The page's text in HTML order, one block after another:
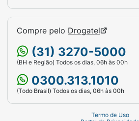
Compre pelo Drogatel
(31) 3270-5000
(BH e Região) Todos os dias, 06h às 00h
0300.313.1010
(Todo Brasil) Todos os dias, 06h às 00h
Termo de Uso